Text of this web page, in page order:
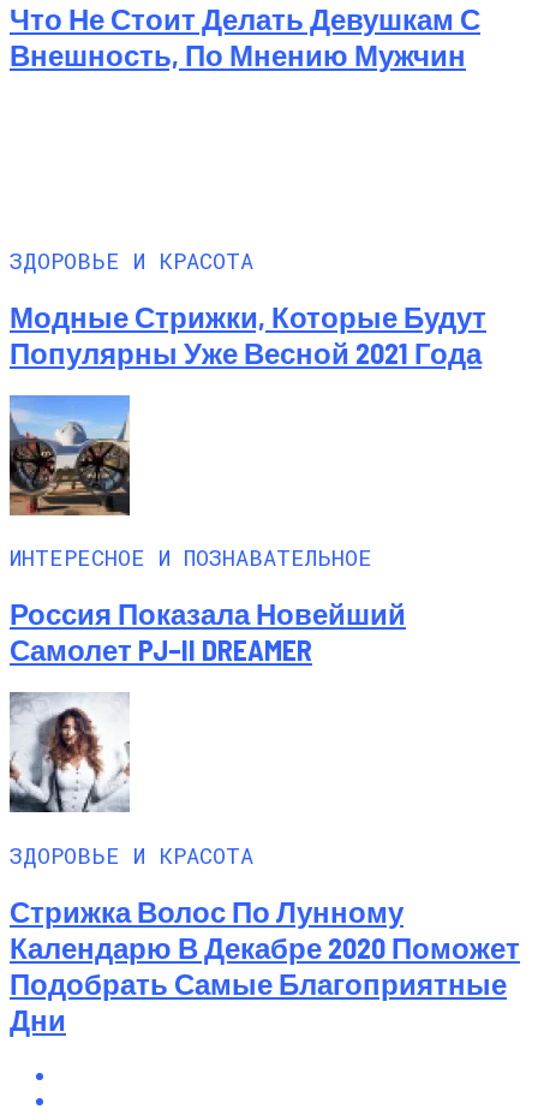
Что Не Стоит Делать Девушкам С
Внешность, По Мнению Мужчин
ЗДОРОВЬЕ И КРАСОТА
Модные Стрижки, Которые Будут
Популярны Уже Весной 2021 Года
ИНТЕРЕСНОЕ И ПОЗНАВАТЕЛЬНОЕ
Россия Показала Новейший
Самолет PJ–II DREAMER
ЗДОРОВЬЕ И КРАСОТА
Стрижка Волос По Лунному
Календарю В Декабре 2020 Поможет
Подобрать Самые Благоприятные
Дни